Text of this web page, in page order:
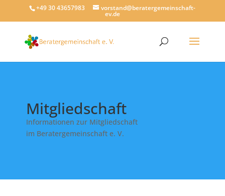
+49 30 43657983 vorstand@beratergemeinschaft-
ev.de
Mitgliedschaft
Informationen zur Mitgliedschaft
im Beratergemeinschaft e. V.